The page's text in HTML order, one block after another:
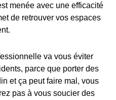
menée avec une efficacité
de retrouver vos espaces
va vous éviter
parce que porter des
et ça peut faire mal, vous
pas à vous soucier des